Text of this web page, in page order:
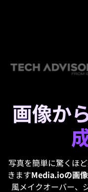
画像か
写真を簡単に驚くほ
きますMedia.ioの画
風メイクオーバー、